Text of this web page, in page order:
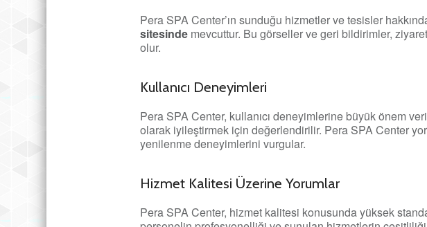
Pera SPA Center’ın sunduğu hizmetler ve tesisler
sitesinde mevcuttur. Bu görseller ve geri bildirimler,
olur.
Kullanıcı Deneyimleri
Pera SPA Center, kullanıcı deneyimlerine büyük önem
olarak iyileştirmek için değerlendirilir. Pera SPA Center
yenilenme deneyimlerini vurgular.
Hizmet Kalitesi Üzerine Yorumlar
Pera SPA Center, hizmet kalitesi konusunda yüksek